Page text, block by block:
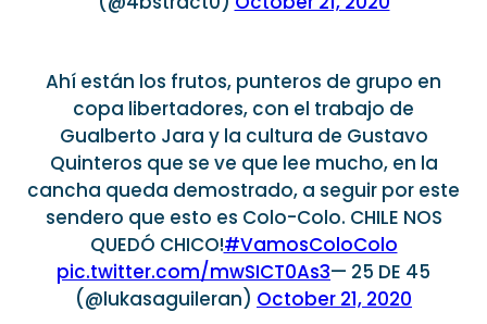
Ahí están los frutos, punteros de grupo en
copa libertadores, con el trabajo de
Gualberto Jara y la cultura de Gustavo
Quinteros que se ve que lee mucho, en la
cancha queda demostrado, a seguir por este
sendero que esto es Colo-Colo. CHILE NOS
QUEDÓ CHICO!#VamosColoColo
pic.twitter.com/mwSICT0As3— 25 DE 45
(@lukasaguileran) October 21, 2020